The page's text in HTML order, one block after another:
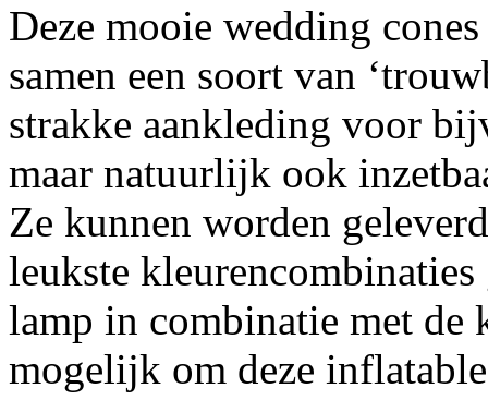
Deze mooie wedding
samen een soort van
strakke aankleding voor
maar natuurlijk ook
Ze kunnen worden
leukste
lamp in combinatie met de
mogelijk om deze